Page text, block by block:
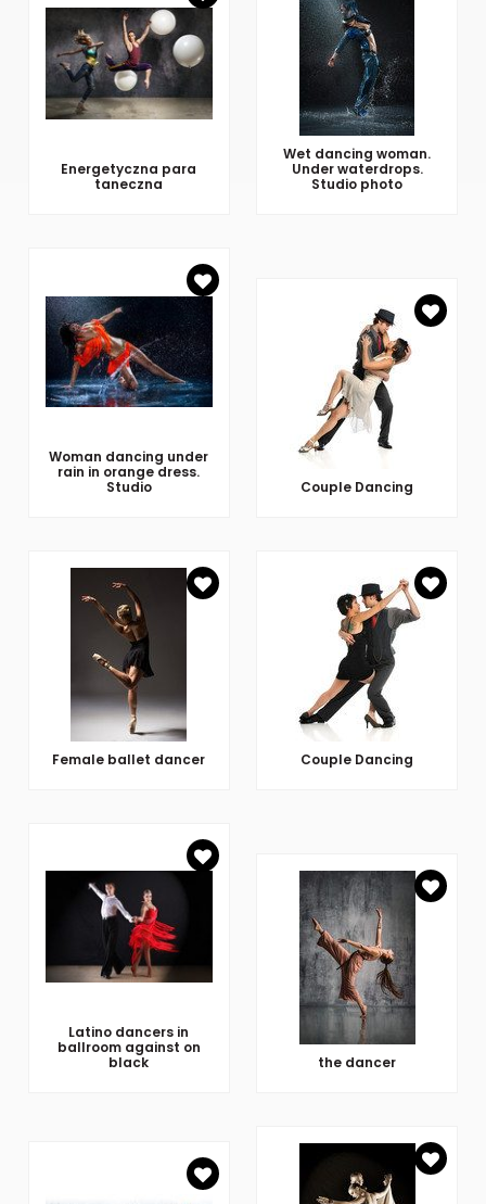
Energetyczna para
taneczna
Wet dancing woman.
Under waterdrops.
Studio photo
Woman dancing under
rain in orange dress.
Studio
Couple Dancing
Female ballet dancer Couple Dancing
Latino dancers in
ballroom against on
black
the dancer